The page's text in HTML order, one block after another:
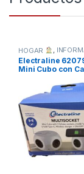
HOGAR ,
TODOS
Electraline
Mini Cubo con